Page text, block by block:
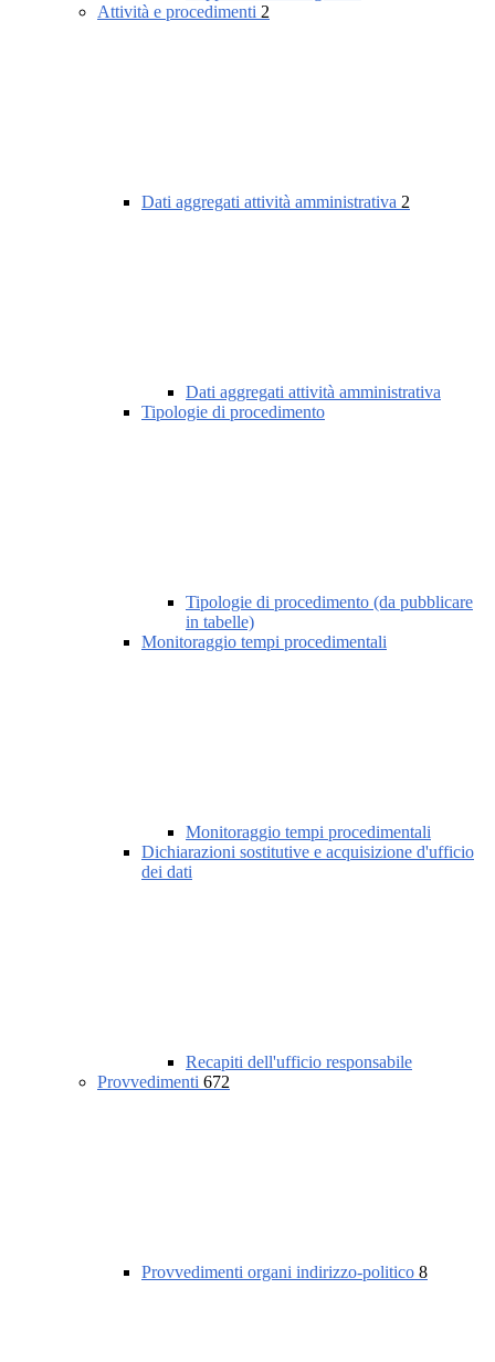
Attività e procedimenti 2
Dati aggregati attività amministrativa 2
Dati aggregati attività amministrativa
Tipologie di procedimento
Tipologie di procedimento (da pubblicare
in tabelle)
Monitoraggio tempi procedimentali
Monitoraggio tempi procedimentali
Dichiarazioni sostitutive e acquisizione d'ufficio
dei dati
Recapiti dell'ufficio responsabile
Provvedimenti 672
Provvedimenti organi indirizzo-politico 8